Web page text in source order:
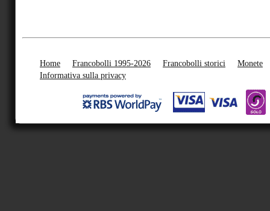
Home Francobolli 1995-2026 Francobolli storici
Monete
Informativa sulla privacy